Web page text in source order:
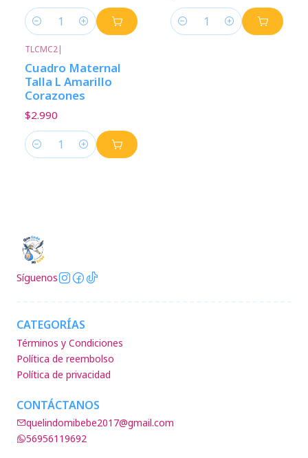
Cantidad Cantidad
TLCMC2|
Cuadro Maternal
Talla L Amarillo
Corazones
$2.990
Cantidad
Síguenos
CATEGORÍAS
Términos y Condiciones
Política de reembolso
Política de privacidad
CONTÁCTANOS
quelindomibebe2017@gmail.com
56956119692